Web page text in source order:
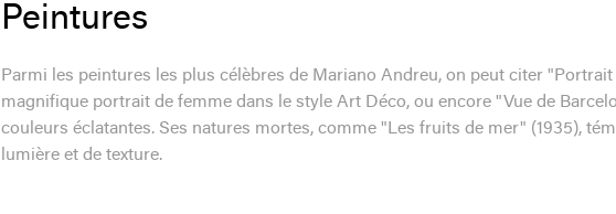
Peintures
Parmi les peintures les plus célèbres de Mariano Andreu, on peut citer "Portrait
magnifique portrait de femme dans le style Art Déco, ou encore "Vue de
couleurs éclatantes. Ses natures mortes, comme "Les fruits de mer" (1935),
lumière et de texture.